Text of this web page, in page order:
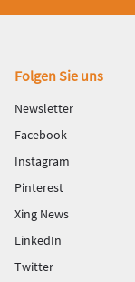
Fußbereich
Folgen Sie uns
Newsletter
Facebook
Instagram
Pinterest
Xing News
LinkedIn
Twitter